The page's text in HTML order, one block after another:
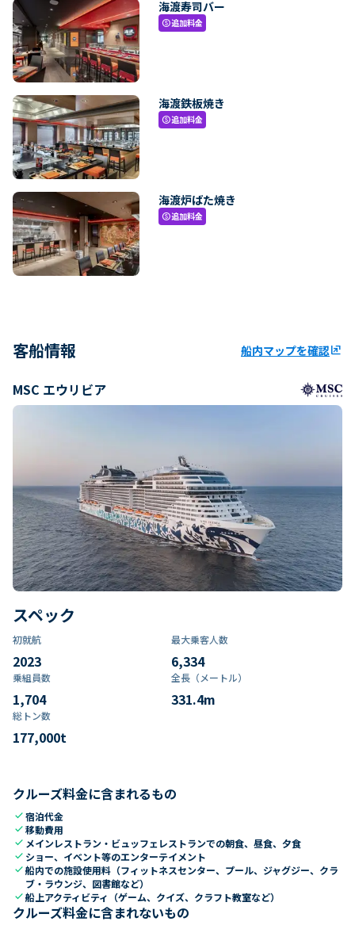
海渡寿司バー
paid追加料金
海渡鉄板焼き
paid追加料金
海渡炉ばた焼き
paid追加料金
客船情報 船内マップを確認ungroup
MSC エウリビア
スペック
初就航
2023
最大乗客人数
6,334
乗組員数​
1,704
全長（メートル）
331.4m
総トン数​
177,000t
クルーズ料金に含まれるもの
check宿泊代金
check移動費用
check メインレストラン・ビュッフェレストランでの朝食、昼食、夕食
check ショー、イベント等のエンターテイメント
check船内での施設使用料（フィットネスセンター、プール、ジャグジー、クラ
ブ・ラウンジ、図書館など）
check船上アクティビティ（ゲーム、クイズ、クラフト教室など）
クルーズ料金に含まれないもの